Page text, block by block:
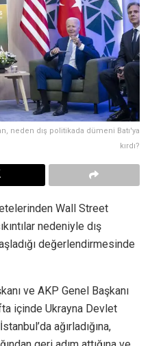
neden dış politikada dümeni Batı'ya
kırdı?
Wall Street
nedeniyle dış
değerlendirmesinde
ve AKP Genel Başkanı
içinde Ukrayna Devlet
ağırladığına,